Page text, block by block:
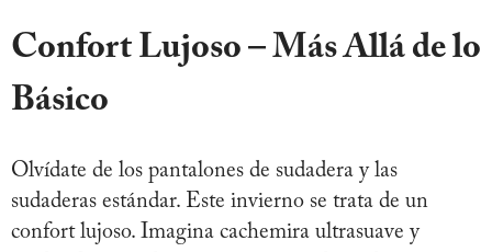
Confort Lujoso – Más Allá de lo
Básico
Olvídate de los pantalones de sudadera y las
sudaderas estándar. Este invierno se trata de un
confort lujoso. Imagina cachemira ultrasuave y